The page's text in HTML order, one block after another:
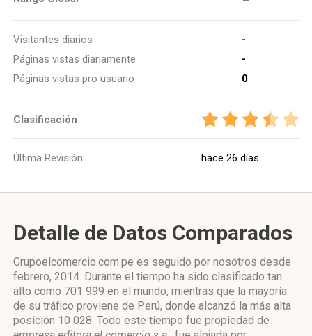
Visitantes diarios
-
Páginas vistas diariamente
-
Páginas vistas pro usuario
0
Clasificación
Última Revisión hace 26 días
Detalle de Datos Comparados
Grupoelcomercio.com.pe es seguido por nosotros desde
febrero, 2014. Durante el tiempo ha sido clasificado tan
alto como 701 999 en el mundo, mientras que la mayoría
de su tráfico proviene de Perú, donde alcanzó la más alta
posición 10 028. Todo este tiempo fue propiedad de